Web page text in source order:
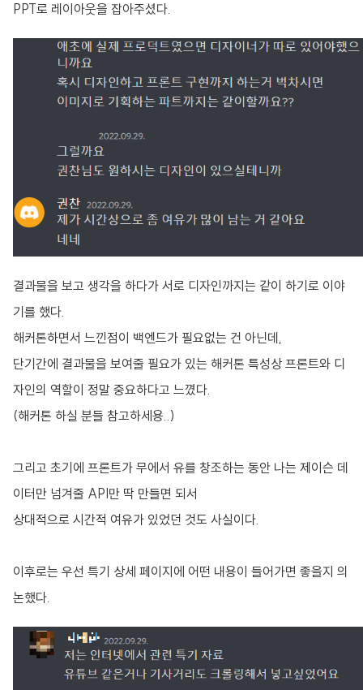
PPT로 레이아웃을 잡아주셨다.
결과물을 보고 생각을 하다가 서로 디자인까지는 같이 하기로 이야
기를 했다.
해커톤하면서 느낀점이 백엔드가 필요없는 건 아닌데,
단기간에 결과물을 보여줄 필요가 있는 해커톤 특성상 프론트와 디
자인의 역할이 정말 중요하다고 느꼈다.
(해커톤 하실 분들 참고하세용..)
그리고 초기에 프론트가 무에서 유를 창조하는 동안 나는 제이슨 데
이터만 넘겨줄 API만 딱 만들면 되서
상대적으로 시간적 여유가 있었던 것도 사실이다.
이후로는 우선 특기 상세 페이지에 어떤 내용이 들어가면 좋을지 의
논했다.